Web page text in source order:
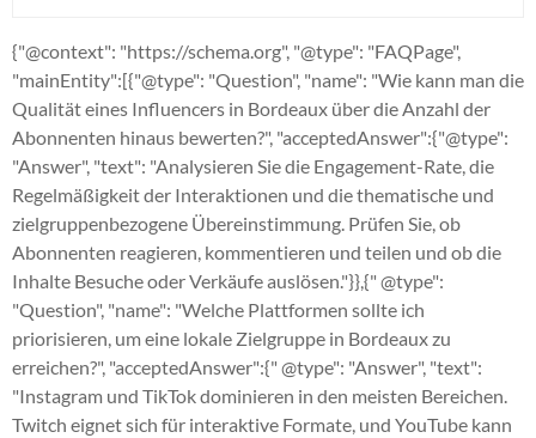
{"@context": "https://schema.org", "@type": "FAQPage",
"mainEntity":[{"@type": "Question", "name": "Wie kann man die
Qualität eines Influencers in Bordeaux über die Anzahl der
Abonnenten hinaus bewerten?", "acceptedAnswer":{"@type":
"Answer", "text": "Analysieren Sie die Engagement-Rate, die
Regelmäßigkeit der Interaktionen und die thematische und
zielgruppenbezogene Übereinstimmung. Prüfen Sie, ob
Abonnenten reagieren, kommentieren und teilen und ob die
Inhalte Besuche oder Verkäufe auslösen."}},{" @type":
"Question", "name": "Welche Plattformen sollte ich
priorisieren, um eine lokale Zielgruppe in Bordeaux zu
erreichen?", "acceptedAnswer":{" @type": "Answer", "text":
"Instagram und TikTok dominieren in den meisten Bereichen.
Twitch eignet sich für interaktive Formate, und YouTube kann